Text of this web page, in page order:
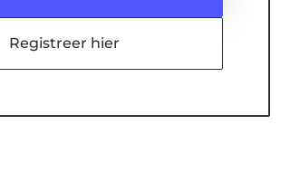
Registreer hier